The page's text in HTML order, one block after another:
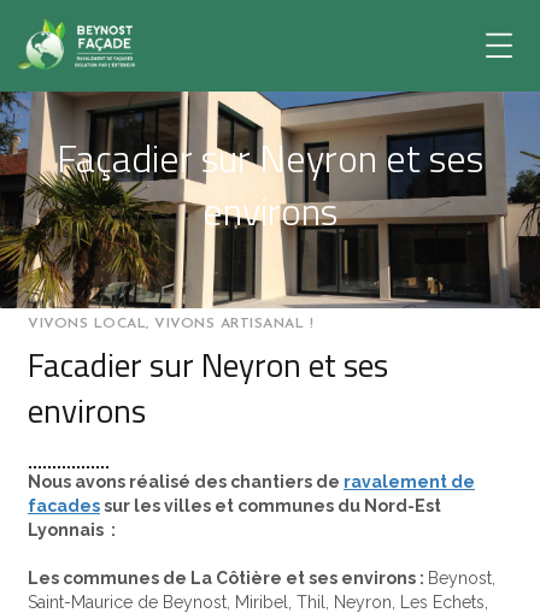
Façadier sur Neyron et ses
environs
VIVONS LOCAL, VIVONS ARTISANAL !
Facadier sur Neyron et ses
environs
Nous avons réalisé des chantiers de ravalement de
facadessur les villes et communes du Nord-Est
Lyonnais :
Les communes de La Côtière et ses environs : Beynost,
Saint-Maurice de Beynost, Miribel, Thil, Neyron, Les Echets,